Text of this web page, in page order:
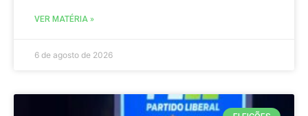
VER MATÉRIA »
6 de agosto de 2026